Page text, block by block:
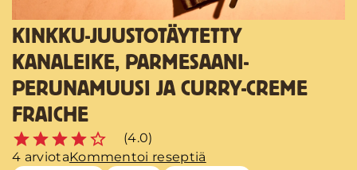
KINKKU-JUUSTOTÄYTETTY
KANALEIKE, PARMESAANI-
PERUNAMUUSI JA CURRY-CREME
FRAICHE
(4.0)
4 arviotaKommentoi reseptiä